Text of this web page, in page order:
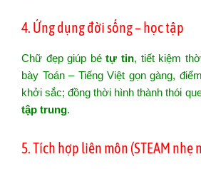
4. Ứng dụng đời sống – học tập
Chữ đẹp giúp bétự tin, tiết kiệm
bày Toán – Tiếng Việt gọn gàng,
khởi sắc; đồng thời hình thành thói
tập trung.
5. Tích hợp liên môn (STEAM nhẹ